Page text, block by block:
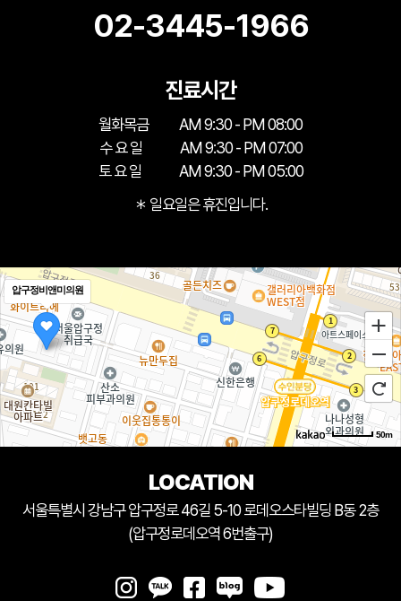
02-3445-1966
진료시간
월화목금
AM 9:30 - PM 08:00
수 요 일
AM 9:30 - PM 07:00
토 요 일
AM 9:30 - PM 05:00
＊ 일요일은 휴진입니다.
LOCATION
압구정비앤미의원
50m
서울특별시 강남구 압구정로 46길 5-10 로데오스타빌딩 B동 2층
(압구정로데오역 6번출구)